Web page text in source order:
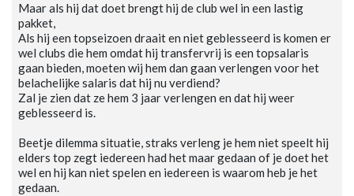
Maar als hij dat doet brengt hij de club wel in een lastig
pakket,
Als hij een topseizoen draait en niet geblesseerd is komen er
wel clubs die hem omdat hij transfervrij is een topsalaris
gaan bieden, moeten wij hem dan gaan verlengen voor het
belachelijke salaris dat hij nu verdiend?
Zal je zien dat ze hem 3 jaar verlengen en dat hij weer
geblesseerd is.
Beetje dilemma situatie, straks verleng je hem niet speelt hij
elders top zegt iedereen had het maar gedaan of je doet het
wel en hij kan niet spelen en iedereen is waarom heb je het
gedaan.